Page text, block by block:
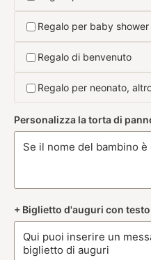
Regalo per baby shower
Regalo di benvenuto
Regalo per neonato,
Personalizza la torta di
+ Biglietto d'auguri con